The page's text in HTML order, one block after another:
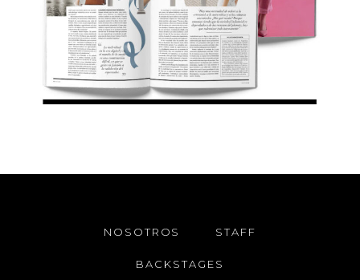
NOSOTROS STAFF
BACKSTAGES